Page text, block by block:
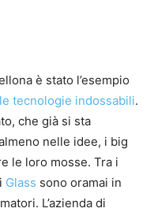
è stato l’esempio
tecnologie indossabili.
che già si sta
nelle idee, i big
le loro mosse. Tra i
Glass sono oramai in
L’azienda di